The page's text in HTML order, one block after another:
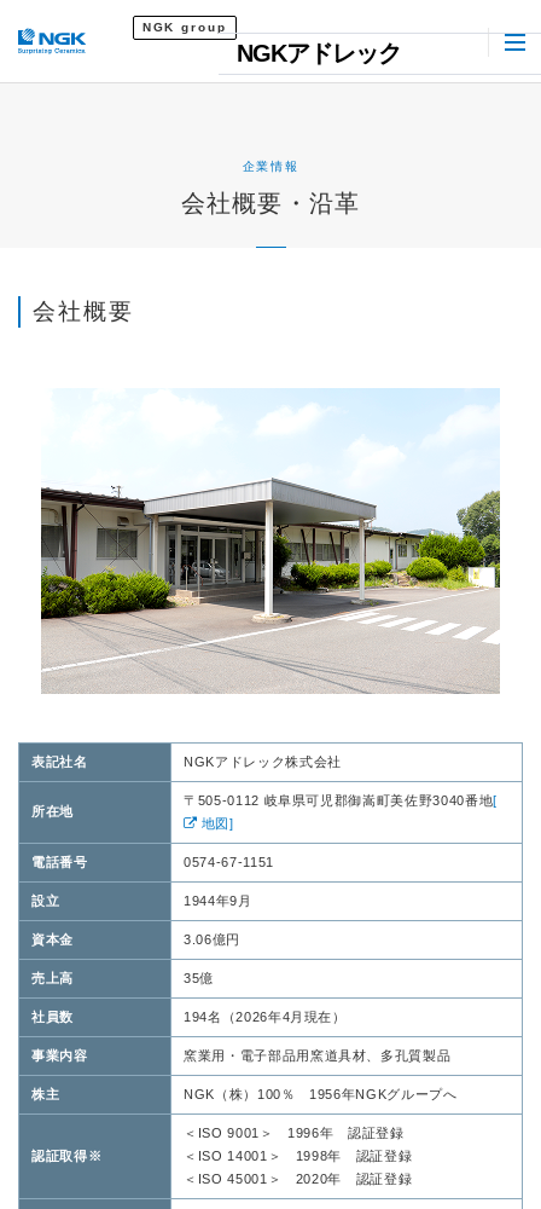
NGKアドレック
NGK group
企業情報
会社概要・沿革
会社概要
表記社名 NGKアドレック株式会社
所在地
〒505-0112 岐阜県可児郡御嵩町美佐野3040番地[
地図]
電話番号 0574-67-1151
設立 1944年9月
資本金 3.06億円
売上高 35億
社員数 194名（2026年4月現在）
事業内容 窯業用・電子部品用窯道具材、多孔質製品
株主 NGK（株）100％ 1956年NGKグループへ
認証取得※
＜ISO 9001＞ 1996年 認証登録
＜ISO 14001＞ 1998年 認証登録
＜ISO 45001＞ 2020年 認証登録